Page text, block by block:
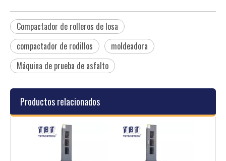
Compactador de rolleros de losa
compactador de rodillos
moldeadora
Máquina de prueba de asfalto
Productos relacionados